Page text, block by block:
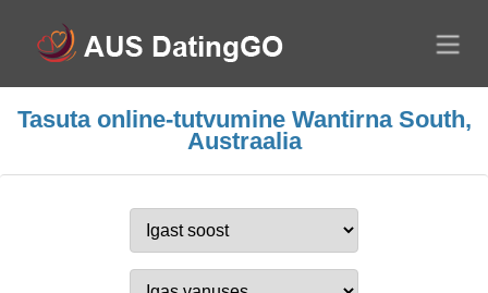
Tasuta online-tutvumine Wantirna South,
Austraalia